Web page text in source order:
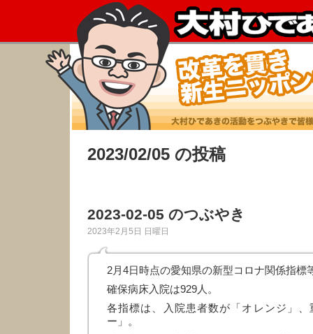
2023/02/05 の投稿
2023-02-05 のつぶやき
2023年2月5日 日曜日
2月4日時点の愛知県の新型コロナ関係指標
確保病床入院は929人。
各指標は、入院患者数が「オレンジ」
ー」。